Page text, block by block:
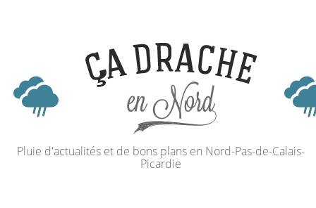
Pluie d'actualités et de bons plans en Nord-Pas-de-Calais-
Picardie